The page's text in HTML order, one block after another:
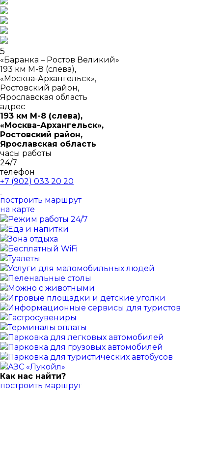
5
«Баранка – Ростов Великий»
193 км М-8 (слева),
«Москва-Архангельск»,
Ростовский район,
Ярославская область
адрес
193 км М-8 (слева),
«Москва-Архангельск»,
Ростовский район,
Ярославская область
часы работы
24/7
телефон
+7 (902) 033 20 20
построить маршрут
на карте
Режим работы 24/7
Еда и напитки
Зона отдыха
Бесплатный WiFi
Туалеты
Услуги для маломобильных людей
Пеленальные столы
Можно с животными
Игровые площадки и детские уголки
Информационные сервисы для туристов
Гастросувениры
Терминалы оплаты
Парковка для легковых автомобилей
Парковка для грузовых автомобилей
Парковка для туристических автобусов
АЗС «Лукойл»
Как нас найти?
построить маршрут